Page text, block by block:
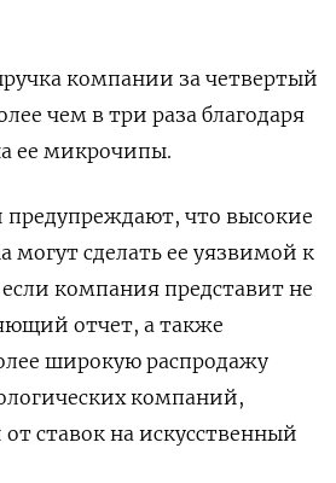
компании за четвертый
чем в три раза благодаря
ее микрочипы.
что высокие
могут сделать ее уязвимой к
компания представит не
отчет, а также
широкую распродажу
компаний,
ставок на искусственный